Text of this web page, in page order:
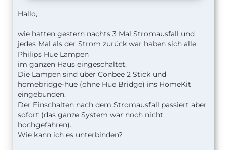
Hallo,
wie hatten gestern nachts 3 Mal Stromausfall und
jedes Mal als der Strom zurück war haben sich alle
Philips Hue Lampen
im ganzen Haus eingeschaltet.
Die Lampen sind über Conbee 2 Stick und
homebridge-hue (ohne Hue Bridge) ins HomeKit
eingebunden.
Der Einschalten nach dem Stromausfall passiert aber
sofort (das ganze System war noch nicht
hochgefahren).
Wie kann ich es unterbinden?